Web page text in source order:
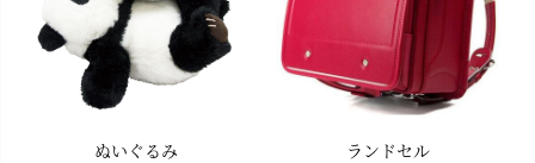
ぬいぐるみ
ランドセル